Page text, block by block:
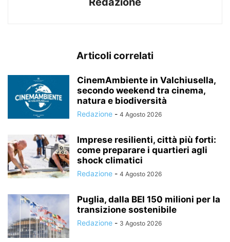
Articoli correlati
CinemAmbiente in Valchiusella,
secondo weekend tra cinema,
natura e biodiversità
Redazione - 4 Agosto 2026
Imprese resilienti, città più forti:
come preparare i quartieri agli
shock climatici
Redazione - 4 Agosto 2026
Puglia, dalla BEI 150 milioni per la
transizione sostenibile
Redazione - 3 Agosto 2026